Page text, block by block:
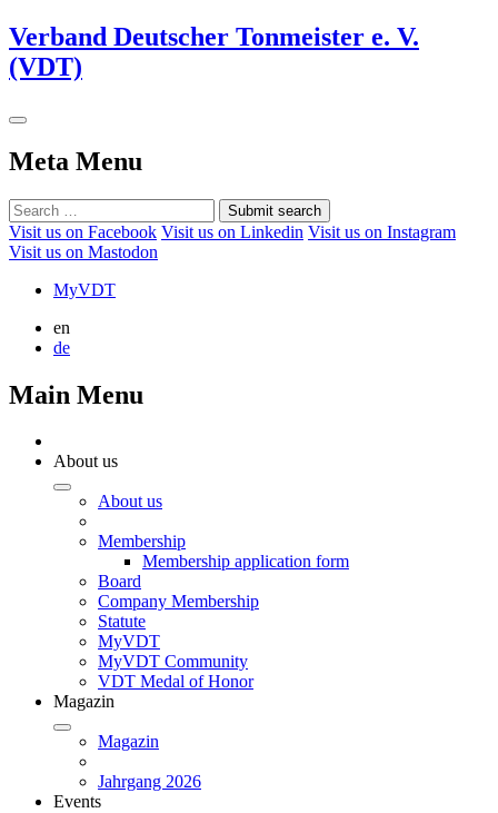
Verband Deutscher Tonmeister e. V.
(VDT)
Meta Menu
Submit search
Visit us on Facebook Visit us on Linkedin Visit us on Instagram
Visit us on Mastodon
MyVDT
en
de
Main Menu
About us
About us
Membership
Membership application form
Board
Company Membership
Statute
MyVDT
MyVDT Community
VDT Medal of Honor
Magazin
Magazin
Jahrgang 2026
Events